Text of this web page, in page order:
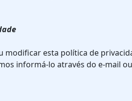
esta política de
informá-lo através do e-mail